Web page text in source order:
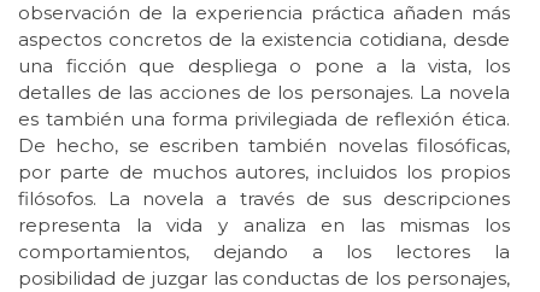
observación de la experiencia práctica añaden más
aspectos concretos de la existencia cotidiana, desde
una ficción que despliega o pone a la vista, los
detalles de las acciones de los personajes. La novela
es también una forma privilegiada de reflexión ética.
De hecho, se escriben también novelas filosóficas,
por parte de muchos autores, incluidos los propios
filósofos. La novela a través de sus descripciones
representa la vida y analiza en las mismas los
comportamientos, dejando a los lectores la
posibilidad de juzgar las conductas de los personajes,